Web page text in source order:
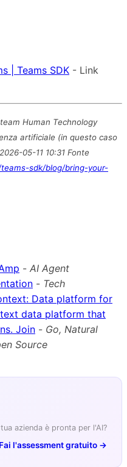
| Teams SDK - Link
Human Technology
artificiale (in questo caso
05-11 10:31 Fonte
sdk/blog/bring-your-
- AI Agent
- Tech
Data platform for
data platform that
Join - Go, Natural
Source
tua azienda è pronta per l'AI?
Fai l'assessment gratuito →